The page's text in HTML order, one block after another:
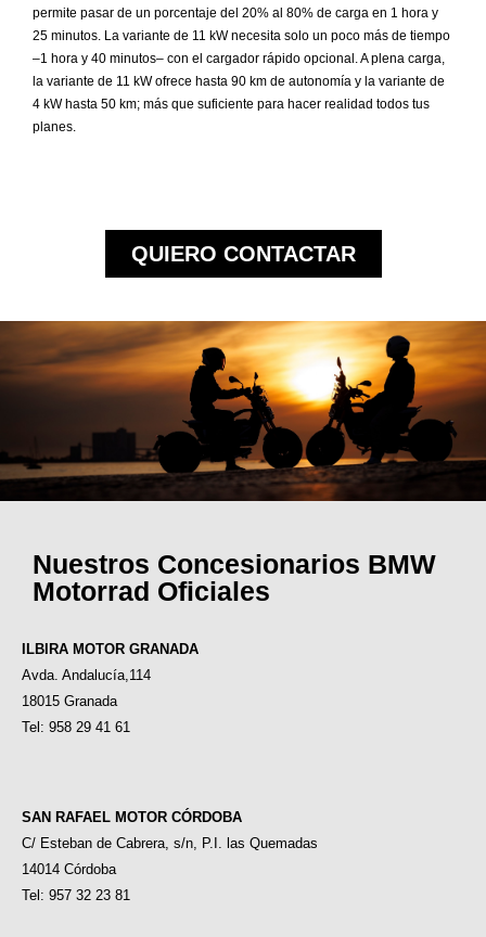
permite pasar de un porcentaje del 20% al 80% de carga en 1 hora y
25 minutos. La variante de 11 kW necesita solo un poco más de tiempo
–1 hora y 40 minutos– con el cargador rápido opcional. A plena carga,
la variante de 11 kW ofrece hasta 90 km de autonomía y la variante de
4 kW hasta 50 km; más que suficiente para hacer realidad todos tus
planes.
QUIERO CONTACTAR
Nuestros Concesionarios BMW
Motorrad Oficiales
ILBIRA MOTOR GRANADA
Avda. Andalucía,114
18015 Granada
Tel: 958 29 41 61
SAN RAFAEL MOTOR CÓRDOBA
C/ Esteban de Cabrera, s/n, P.I. las Quemadas
14014 Córdoba
Tel: 957 32 23 81